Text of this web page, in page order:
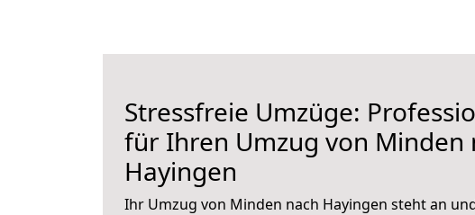
Stressfreie Umzüge:
für Ihren Umzug von Minden
Hayingen
Ihr Umzug von Minden nach Hayingen steht an